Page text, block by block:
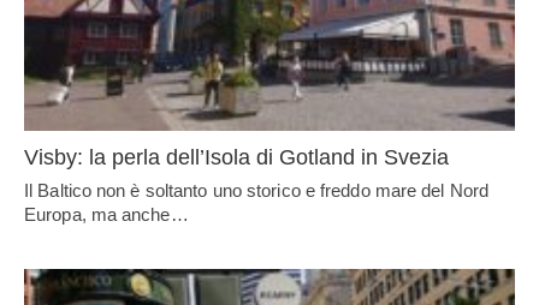
Visby: la perla dell’Isola di Gotland in Svezia
Il Baltico non è soltanto uno storico e freddo mare del Nord
Europa, ma anche…